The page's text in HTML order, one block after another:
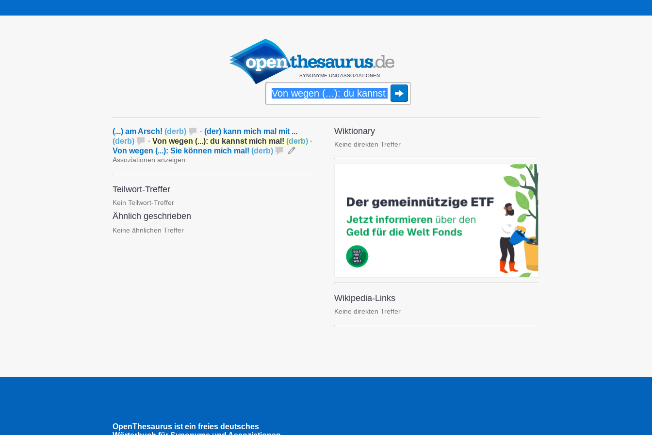
SYNONYME UND ASSOZIATIONEN
(...) am Arsch! (derb) · (der) kann mich mal mit ...
(derb) · Von wegen (...): du kannst mich mal! (derb) ·
Von wegen (...): Sie können mich mal! (derb)
Assoziationen anzeigen
Teilwort-Treffer
Kein Teilwort-Treffer
Ähnlich geschrieben
Keine ähnlichen Treffer
Wiktionary
Keine direkten Treffer
Wikipedia-Links
Keine direkten Treffer
OpenThesaurus ist ein freies deutsches